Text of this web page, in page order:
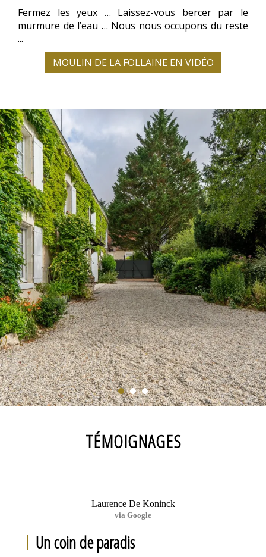
Fermez les yeux … Laissez-vous bercer par le
murmure de l’eau … Nous nous occupons du reste
...
MOULIN DE LA FOLLAINE EN VIDÉO
TÉMOIGNAGES
Laurence De Koninck
via Google
Un coin de paradis